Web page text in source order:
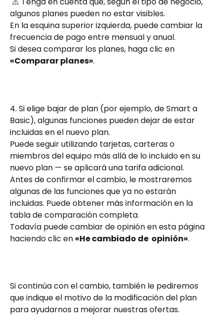
algunos planes pueden no estar visibles.
En la esquina superior izquierda, puede cambiar la
frecuencia de pago entre mensual y anual.
Si desea comparar los planes, haga clic en
«Comparar planes».
4. Si elige bajar de plan (por ejemplo, de Smart a
Basic), algunas funciones pueden dejar de estar
incluidas en el nuevo plan.
Puede seguir utilizando tarjetas, carteras o
miembros del equipo más allá de lo incluido en su
nuevo plan — se aplicará una tarifa adicional.
Antes de confirmar el cambio, le mostraremos
algunas de las funciones que ya no estarán
incluidas. Puede obtener más información en la
tabla de comparación completa.
Todavía puede cambiar de opinión en esta página
haciendo clic en «He cambiado de  opinión».
Si continúa con el cambio, también le pediremos
que indique el motivo de la modificación del plan
para ayudarnos a mejorar nuestras ofertas.